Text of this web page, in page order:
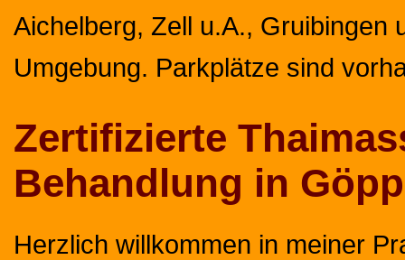
Aichelberg, Zell u.A., Gruibingen
Umgebung. Parkplätze sind
Zertifizierte
Behandlung in
Herzlich willkommen in meiner